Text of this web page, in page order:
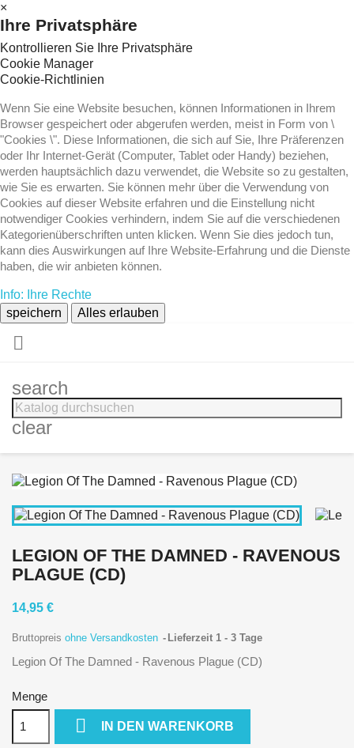
×
Ihre Privatsphäre
Kontrollieren Sie Ihre Privatsphäre
Cookie Manager
Cookie-Richtlinien
Wenn Sie eine Website besuchen, können Informationen in Ihrem
Browser gespeichert oder abgerufen werden, meist in Form von \
"Cookies \". Diese Informationen, die sich auf Sie, Ihre Präferenzen
oder Ihr Internet-Gerät (Computer, Tablet oder Handy) beziehen,
werden hauptsächlich dazu verwendet, die Website so zu gestalten,
wie Sie es erwarten. Sie können mehr über die Verwendung von
Cookies auf dieser Website erfahren und die Einstellung nicht
notwendiger Cookies verhindern, indem Sie auf die verschiedenen
Kategorienüberschriften unten klicken. Wenn Sie dies jedoch tun,
kann dies Auswirkungen auf Ihre Website-Erfahrung und die Dienste
haben, die wir anbieten können.
Info: Ihre Rechte
speichern
Alles erlauben

search
clear
LEGION OF THE DAMNED - RAVENOUS
PLAGUE (CD)
14,95 €
Bruttopreis ohne Versandkosten Lieferzeit 1 - 3 Tage
Legion Of The Damned - Ravenous Plague (CD)
Menge
 IN DEN WARENKORB